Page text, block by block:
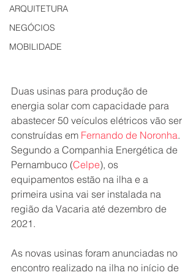
ARQUITETURA
NEGÓCIOS
MOBILIDADE
Duas usinas para produção de
energia solar com capacidade para
abastecer 50 veículos elétricos vão ser
construídas em Fernando de Noronha.
Segundo a Companhia Energética de
Pernambuco (Celpe), os
equipamentos estão na ilha e a
primeira usina vai ser instalada na
região da Vacaria até dezembro de
2021.
As novas usinas foram anunciadas no
encontro realizado na ilha no início de